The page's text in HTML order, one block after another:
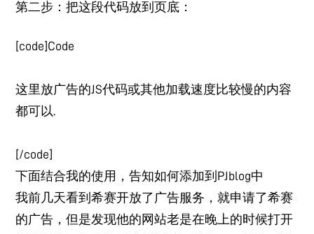
第二步：把这段代码放到页底：
[code]Code
这里放广告的JS代码或其他加载速度比较慢的内容
都可以.
[/code]
下面结合我的使用，告知如何添加到PJblog中
我前几天看到希赛开放了广告服务，就申请了希赛
的广告，但是发现他的网站老是在晚上的时候打开